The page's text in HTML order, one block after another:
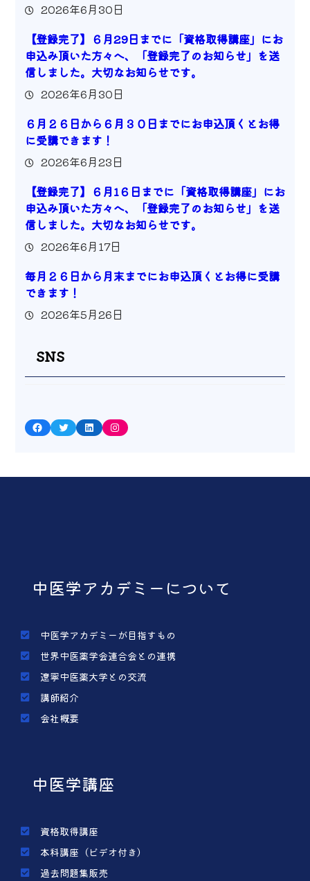
2026年6月30日
【登録完了】６月29日までに「資格取得講座」にお
申込み頂いた方々へ、「登録完了のお知らせ」を送
信しました。大切なお知らせです。
2026年6月30日
６月２６日から６月３０日までにお申込頂くとお得
に受講できます！
2026年6月23日
【登録完了】６月1６日までに「資格取得講座」にお
申込み頂いた方々へ、「登録完了のお知らせ」を送
信しました。大切なお知らせです。
2026年6月17日
毎月２６日から月末までにお申込頂くとお得に受講
できます！
2026年5月26日
SNS
Facebook Twitter LinkedIn Instagram
中医学アカデミーについて
中医学アカデミーが目指すもの
世界中医薬学会連合会との連携
遼寧中医薬大学との交流
講師紹介
会社概要
中医学講座
資格取得講座
本科講座（ビデオ付き）
過去問題集販売